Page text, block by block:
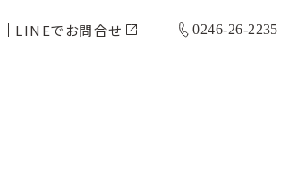
LINEでお問合せ 0246-26-2235